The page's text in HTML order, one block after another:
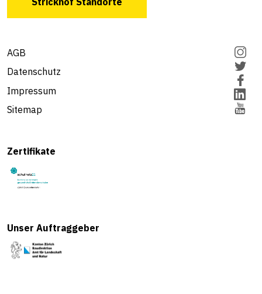
AGB
Datenschutz
Impressum
Sitemap
Zertifikate
Unser Auftraggeber